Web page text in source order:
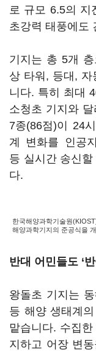
로 규모 6.5의 지
초강력 태풍에도
기지는 총 5개 층
상 타워, 등대,
니다. 특히 최대
소청초 기지와
7종(86점)이 24
계 변화를 인공
등 실시간 송신
다.
한국해양과학기술원
해양과학기지의 준공식을
반대 어민들도 ‘
왕돌초 기지는
등 해양 생태계
맡습니다. 수집
지하고 어장 변